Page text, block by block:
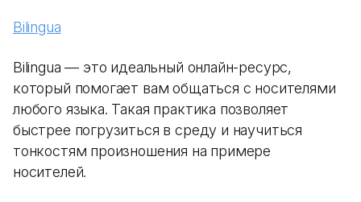
Bilingua
Bilingua — это идеальный онлайн-ресурс,
который помогает вам общаться с носителями
любого языка. Такая практика позволяет
быстрее погрузиться в среду и научиться
тонкостям произношения на примере
носителей.